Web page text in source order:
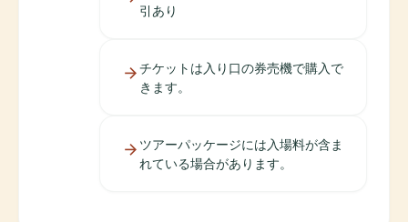
引あり
チケットは入り口の券売機で購入で
きます。
ツアーパッケージには入場料が含ま
れている場合があります。